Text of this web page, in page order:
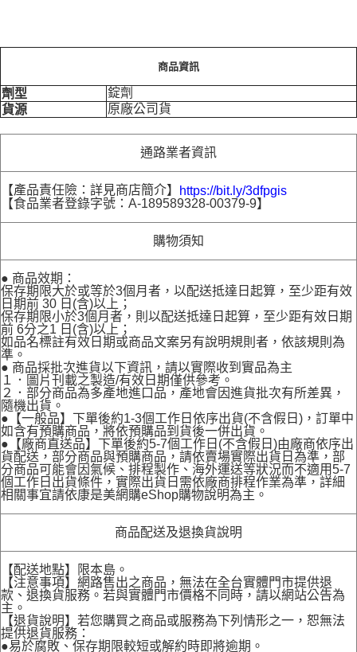
商品資訊
劑型
錠劑
貨源
原廠公司貨
通路業者資訊
【產品責任險：詳見商店簡介】
https://bit.ly/3dfpgis
【食品業者登錄字號：A-189589328-00379-9】
購物須知
● 商品效期：
保存期限大於或等於3個月者，以配送抵達日起算，至少距有效
日期前 30 日(含)以上；
保存期限小於3個月者，則以配送抵達日起算，至少距有效日期
前 6分之1 日(含)以上；
如品名標註有效日期或商品文案另有說明規則者，依該規則為
準。
● 商品採批次進貨以下資訊，請以實際收到實品為主
１．圖片刊載之製造/有效日期僅供參考。
２．部分商品為多產地進口品，產地會因進貨批次有所差異，
隨機出貨。
●【一般品】下單後約1-3個工作日依序出貨(不含假日)，訂單中
如含有預購商品，將依預購品到貨後一併出貨。
●【廠商直送品】下單後約5-7個工作日(不含假日)由廠商依序出
貨配送，部分商品與預購商品，請依賣場實際出貨日為準，部
分商品可能會因氣候、排程製作、海外運送等狀況而不適用5-7
個工作日出貨條件，實際出貨日需依廠商排程作業為準，詳細
相關事宜請依康是美網購eShop購物說明為主。
商品配送及退換貨說明
【配送地點】限本島。
【注意事項】網路售出之商品，無法在全台實體門市提供退
款、退換貨服務。若與實體門市價格不同時，請以網站公告為
主。
【退貨說明】若您購買之商品或服務為下列情形之一，恕無法
提供退貨服務：
●易於腐敗、保存期限較短或解約時即將逾期。